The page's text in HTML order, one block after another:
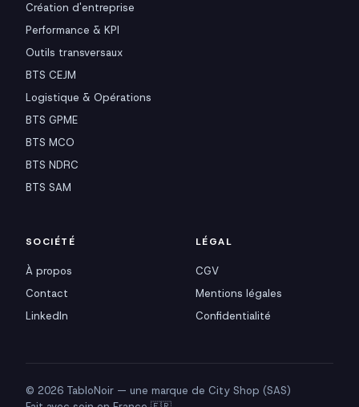
Création d'entreprise
Performance & KPI
Outils transversaux
BTS CEJM
Logistique & Opérations
BTS GPME
BTS MCO
BTS NDRC
BTS SAM
SOCIÉTÉ
À propos
Contact
LinkedIn
LÉGAL
CGV
Mentions légales
Confidentialité
© 2026 TabloNoir — une marque de City Shop (SAS)